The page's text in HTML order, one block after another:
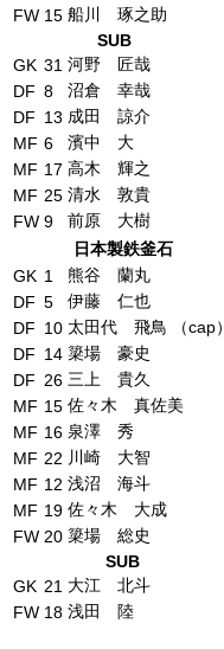
FW 15 船川 琢之助
SUB
GK 31 河野 匠哉
DF 8
沼倉 幸哉
DF 13 成田 諒介
MF 6
濱中 大
MF 17 高木 輝之
MF 25 清水 敦貴
FW 9
前原 大樹
日本製鉄釜石
GK 1
熊谷 蘭丸
DF 5
伊藤 仁也
DF 10 太田代 飛鳥 （cap）
DF 14 簗場 豪史
DF 26 三上 貴久
MF 15 佐々木 真佐美
MF 16 泉澤 秀
MF 22 川崎 大智
MF 12 浅沼 海斗
MF 19 佐々木 大成
FW 20 簗場 総史
SUB
GK 21 大江 北斗
FW 18 浅田 陸